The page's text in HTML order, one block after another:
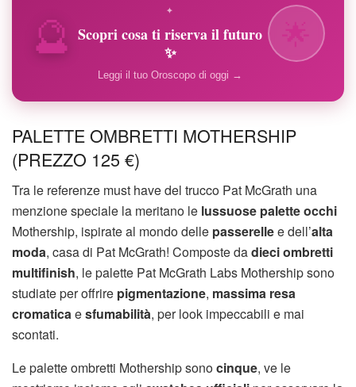
🔮 ✦
Scopri cosa ti riserva il futuro
✨
Leggi il tuo Oroscopo di oggi →
PALETTE OMBRETTI MOTHERSHIP
(PREZZO 125 €)
Tra le referenze must have del trucco Pat McGrath una
menzione speciale la meritano le lussuose palette occhi
Mothership, ispirate al mondo delle passerellee dell’alta
moda, casa di Pat McGrath! Composte dadieci ombretti
multifinish, le palette Pat McGrath Labs Mothership sono
studiate per offrire pigmentazione, massima resa
cromaticaesfumabilità, per look impeccabili e mai
scontati.
Le palette ombretti Mothership sonocinque, ve le